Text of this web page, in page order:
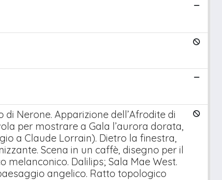
Nerone. Apparizione dell’Afrodite di
per mostrare a Gala l’aurora dorata,
a Claude Lorrain). Dietro la finestra,
Scena in un caffè, disegno per il
Dalilips; Sala Mae West.
angelico. Ratto topologico